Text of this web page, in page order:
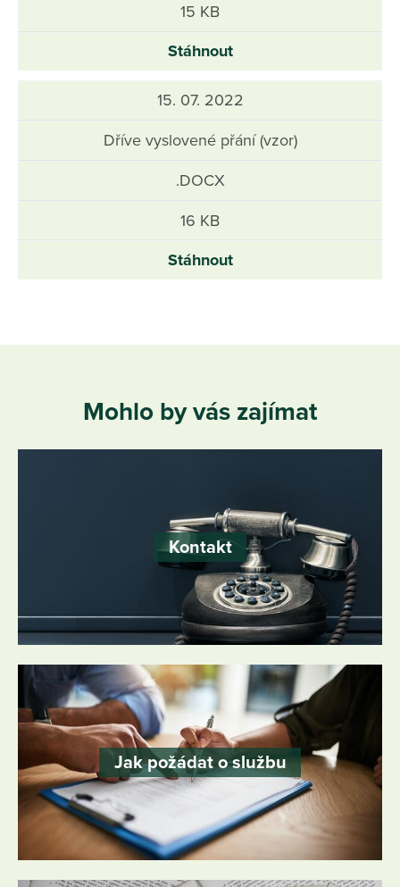
15 KB
Stáhnout
15. 07. 2022
Dříve vyslovené přání (vzor)
.DOCX
16 KB
Stáhnout
Mohlo by vás zajímat
Kontakt
Jak požádat o službu